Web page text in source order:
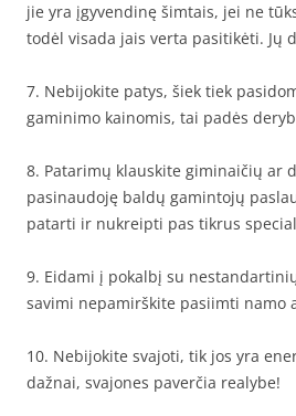
jie yra įgyvendinę šimtais, jei ne
todėl visada jais verta pasitikėti. Jų
7. Nebijokite patys, šiek tiek
gaminimo kainomis, tai padės
8. Patarimų klauskite giminaičių ar
pasinaudoję baldų gamintojų
patarti ir nukreipti pas tikrus
9. Eidami į pokalbį su
savimi nepamirškite pasiimti namo
10. Nebijokite svajoti, tik jos yra
dažnai, svajones paverčia realybe!